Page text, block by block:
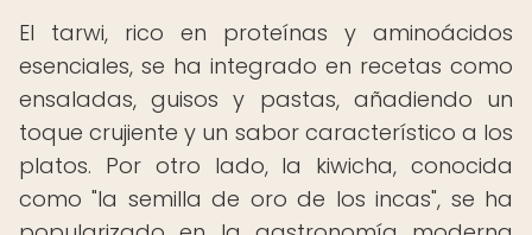
El tarwi, rico en proteínas y aminoácidos
esenciales, se ha integrado en recetas como
ensaladas, guisos y pastas, añadiendo un
toque crujiente y un sabor característico a los
platos. Por otro lado, la kiwicha, conocida
como "la semilla de oro de los incas", se ha